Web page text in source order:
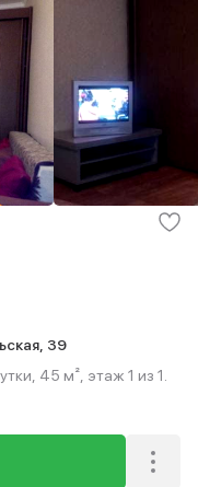
39
45 м², этаж 1 из 1.